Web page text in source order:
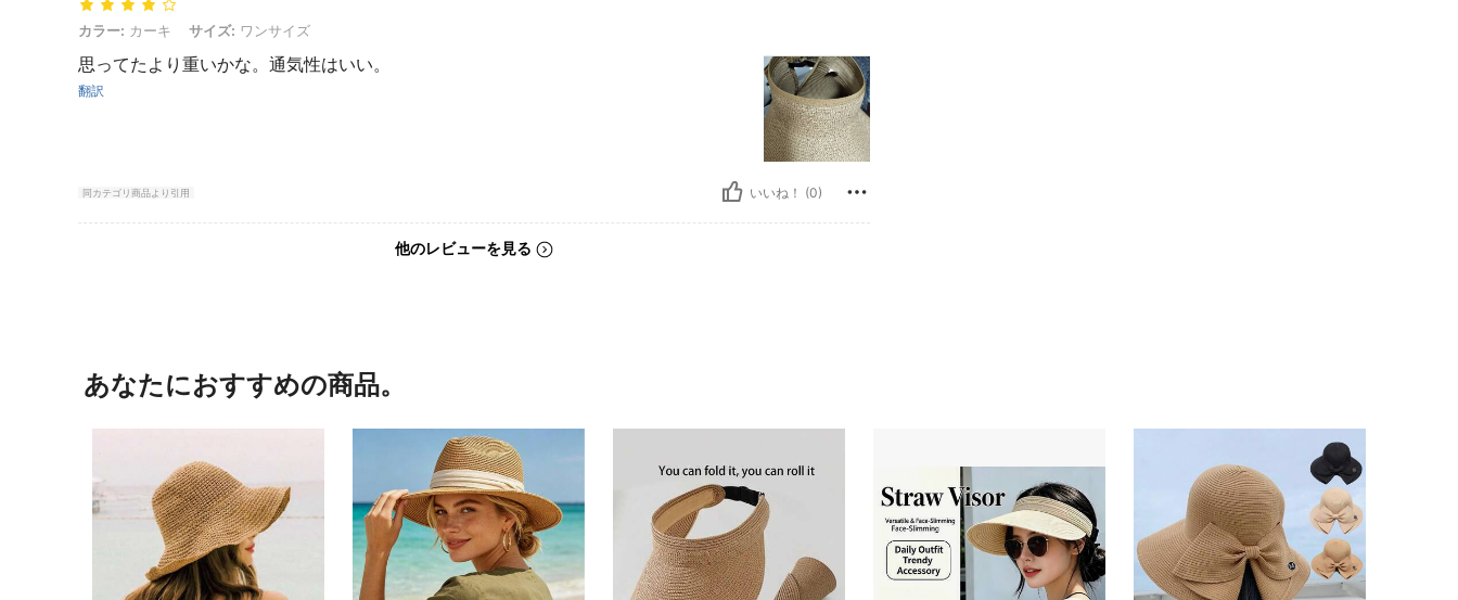
カラー: カーキ, サイズ: ワンサイズ
カラー: カーキ サイズ: ワンサイズ
思ってたより重いかな。通気性はいい。
翻訳
同カテゴリ商品より引用 いいね！ (0)
他のレビューを見る
あなたにおすすめの商品。